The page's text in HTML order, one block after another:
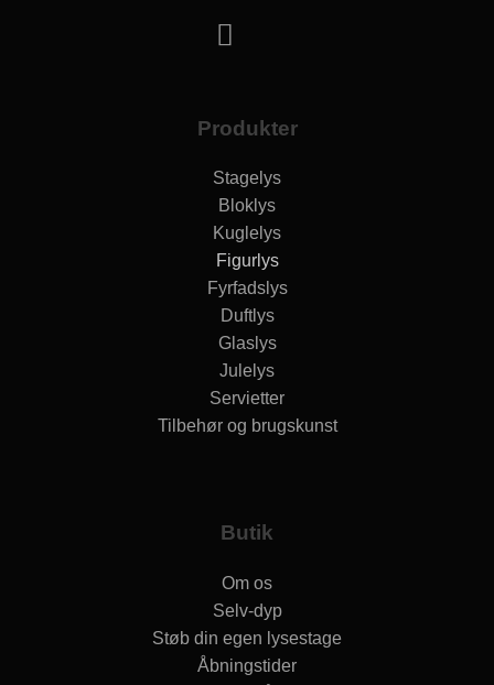
Produkter
Stagelys
Bloklys
Kuglelys
Figurlys
Fyrfadslys
Duftlys
Glaslys
Julelys
Servietter
Tilbehør og brugskunst
Butik
Om os
Selv-dyp
Støb din egen lysestage
Åbningstider